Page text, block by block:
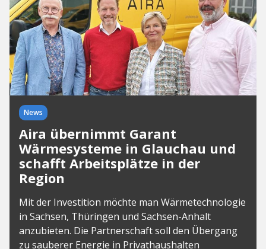
News
Aira übernimmt Garant
Wärmesysteme in Glauchau und
schafft Arbeitsplätze in der
Region
Mit der Investition möchte man Wärmetechnologie
in Sachsen, Thüringen und Sachsen-Anhalt
anzubieten. Die Partnerschaft soll den Übergang
zu sauberer Energie in Privathaushalten